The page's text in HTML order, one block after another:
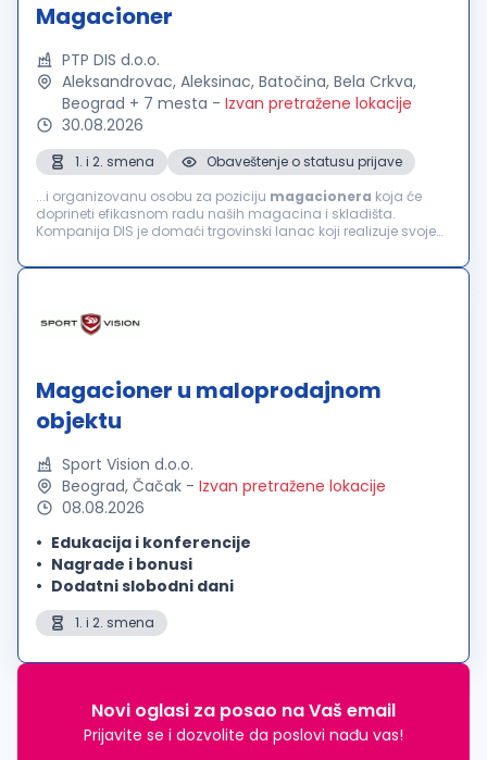
Magacioner
PTP DIS d.o.o.
Aleksandrovac, Aleksinac, Batočina, Bela Crkva,
Beograd + 7 mesta - Izvan pretražene lokacije
30.08.2026
1. i 2. smena
Obaveštenje o statusu prijave
...i organizovanu osobu za poziciju magacionera koja će
doprineti efikasnom radu naših magacina i skladišta.
Kompanija DIS je domaći trgovinski lanac koji realizuje svoje
franšize. U cilju jačanja našeg...
Magacioner u maloprodajnom
objektu
Sport Vision d.o.o.
Beograd, Čačak - Izvan pretražene lokacije
08.08.2026
Edukacija i konferencije
Nagrade i bonusi
Dodatni slobodni dani
1. i 2. smena
Novi oglasi za posao na Vaš email
Prijavite se i dozvolite da poslovi nađu vas!